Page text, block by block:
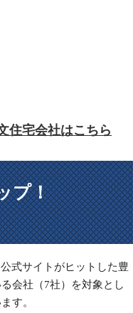
住宅会社はこちら
プ！
式サイトがヒットした豊
会社（7社）を対象とし
す。